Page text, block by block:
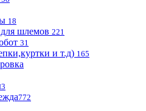
18
шлемов 221
31
и т.д) 165
3
772